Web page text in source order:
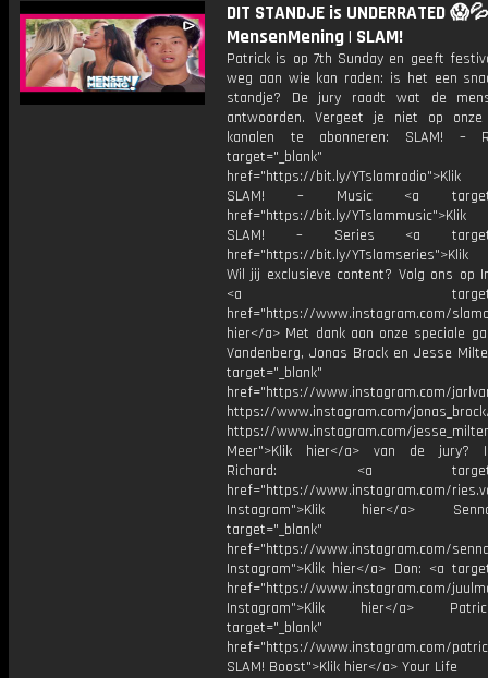
DIT STANDJE is UNDERRATED
MensenMening | SLAM!
Patrick is op 7th Sunday en geeft
weg aan wie kan raden: is het een
standje? De jury raadt wat de
antwoorden. Vergeet je niet op onze
kanalen te abonneren: SLAM! –
target="_blank"
href="https://bit.ly/
SLAM! – Music <a
href="https://bit.ly/
SLAM! – Series <a
href="https://bit.ly/
Wil jij exclusieve content? Volg ons op
<a
href="https://www.instagram.com/
hier</a> Met dank aan onze speciale
Vandenberg, Jonas Brock en Jesse
target="_blank"
href="https://www.instagram.com/
https://www.instagram.com/
https://www.instagram.com/
Meer">Klik hier</a> van de jury?
Richard: <a
href="https://www.instagram.com/
Instagram">Klik hier</a>
target="_blank"
href="https://www.instagram.com/
Instagram">Klik hier</a> Don: <a
href="https://www.instagram.com/
Instagram">Klik hier</a>
target="_blank"
href="https://www.instagram.com/
SLAM! Boost">Klik hier</a> Your Life